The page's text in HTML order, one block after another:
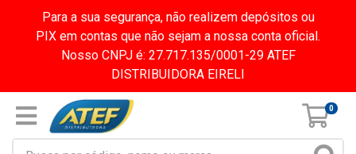
Para a sua segurança, não realizem depósitos ou
PIX em contas que não sejam a nossa conta oficial.
Nosso CNPJ é: 27.717.135/0001-29 ATEF
DISTRIBUIDORA EIRELI
0